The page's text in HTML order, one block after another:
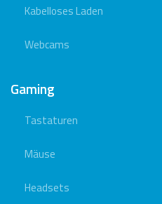
Kabelloses Laden
Webcams
Gaming
Tastaturen
Mäuse
Headsets